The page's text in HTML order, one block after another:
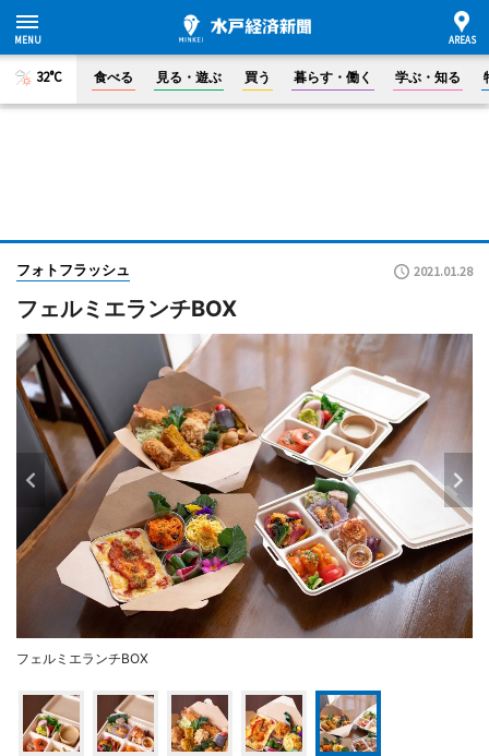
32°C 食べる 見る・遊ぶ 買う 暮らす・働く 学ぶ・知る
フォトフラッシュ 2021.01.28
フェルミエランチBOX
フェルミエランチBOX